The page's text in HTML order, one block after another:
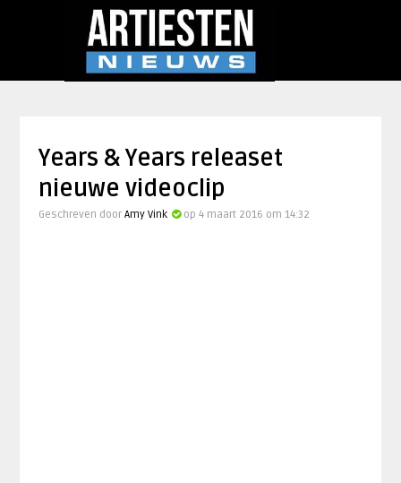
Years & Years releaset
nieuwe videoclip
Geschreven door Amy Vink op 4 maart 2016 om 14:32